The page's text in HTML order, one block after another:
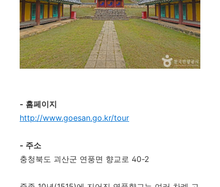
- 홈페이지
http://www.goesan.go.kr/tour
- 주소
충청북도 괴산군 연풍면 향교로 40-2